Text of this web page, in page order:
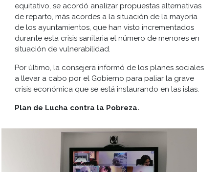
equitativo, se acordó analizar propuestas alternativas
de reparto, más acordes a la situación de la mayoría
de los ayuntamientos, que han visto incrementados
durante esta crisis sanitaria el número de menores en
situación de vulnerabilidad.
Por último, la consejera informó de los planes sociales
a llevar a cabo por el Gobierno para paliar la grave
crisis económica que se está instaurando en las islas.
Plan de Lucha contra la Pobreza.